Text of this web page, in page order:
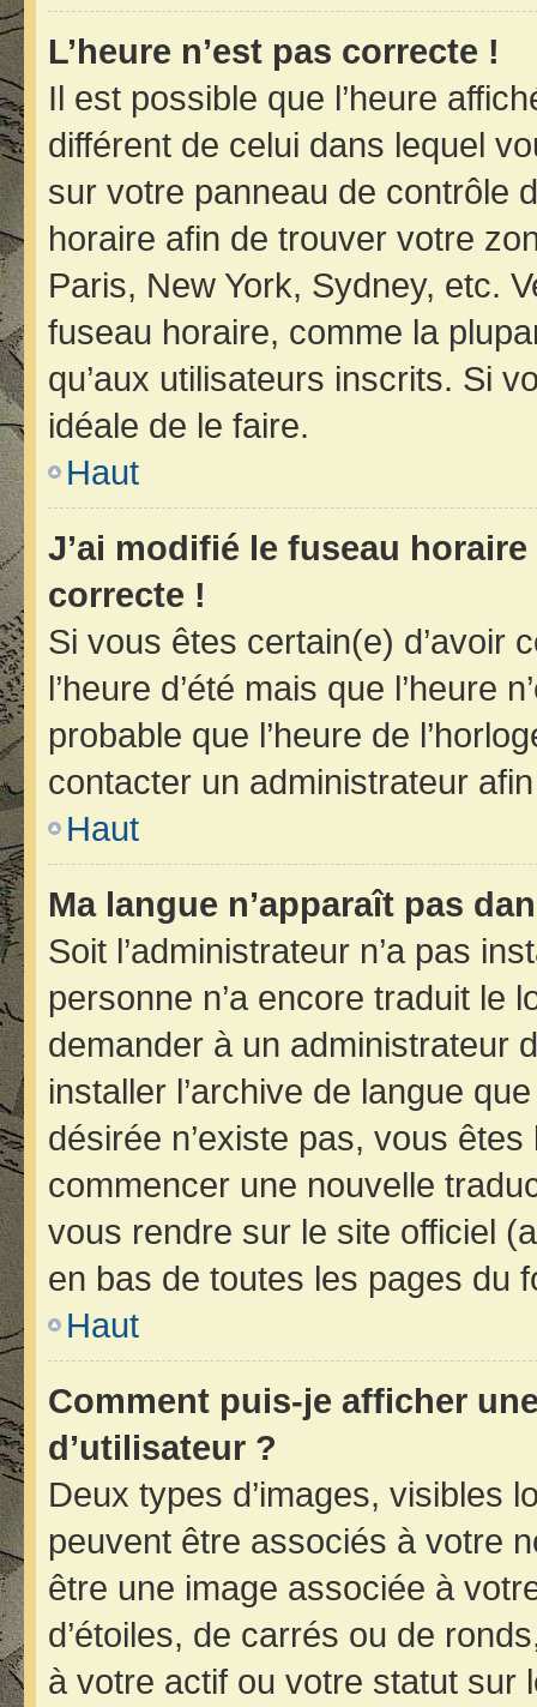
L’heure n’est pas correcte !
Il est possible que l’heure
différent de celui dans lequel
sur votre panneau de contrôle
horaire afin de trouver votre
Paris, New York, Sydney, etc.
fuseau horaire, comme la
qu’aux utilisateurs inscrits. Si
idéale de le faire.
Haut
J’ai modifié le fuseau
correcte !
Si vous êtes certain(e) d’avoir
l’heure d’été mais que l’heure
probable que l’heure de
contacter un administrateur
Haut
Ma langue n’apparaît pas
Soit l’administrateur n’a pas
personne n’a encore traduit le
demander à un administrateur
installer l’archive de langue
désirée n’existe pas, vous
commencer une nouvelle
vous rendre sur le site officiel
en bas de toutes les pages du
Haut
Comment puis-je afficher
d’utilisateur ?
Deux types d’images, visibles
peuvent être associés à votre
être une image associée à
d’étoiles, de carrés ou de
à votre actif ou votre statut sur